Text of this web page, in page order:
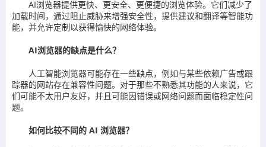
AI浏览器提供更快、更安全、更便捷的浏览体验。它们减少了
加载时间，通过阻止威胁来增强安全性，提供建议和翻译等智能功
能，并允许定制以获得愉快的网络体验。
AI浏览器的缺点是什么？
人工智能浏览器可能存在一些缺点，例如与某些依赖广告或跟
踪器的网站存在兼容性问题。对于那些不熟悉其功能的人来说，它
们可能不太用户友好，并且可能因错误或网络问题而面临稳定性问
题。
如何比较不同的 AI 浏览器？